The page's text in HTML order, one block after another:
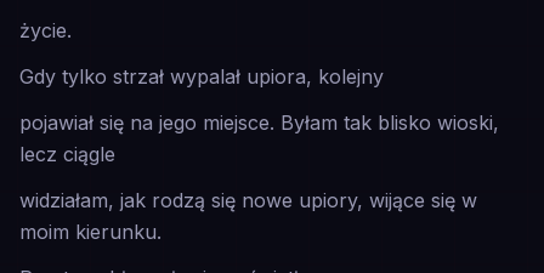
życie.
Gdy tylko strzał wypalał upiora, kolejny
pojawiał się na jego miejsce. Byłam tak blisko wioski,
lecz ciągle
widziałam, jak rodzą się nowe upiory, wijące się w
moim kierunku.